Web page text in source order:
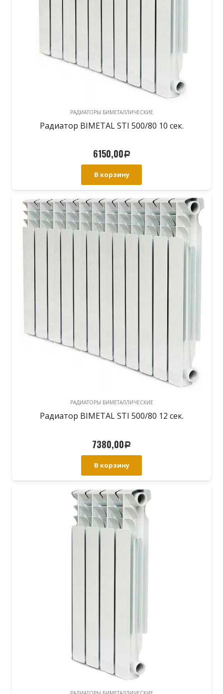
РАДИАТОРЫ БИМЕТАЛЛИЧЕСКИЕ
Радиатор BIMETAL STI 500/80 10 сек.
6150,00Р
В корзину
РАДИАТОРЫ БИМЕТАЛЛИЧЕСКИЕ
Радиатор BIMETAL STI 500/80 12 сек.
7380,00Р
В корзину